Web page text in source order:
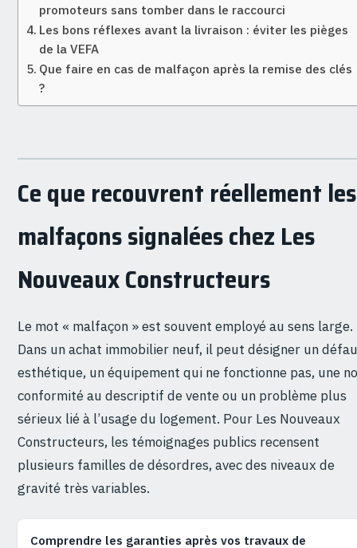
promoteurs sans tomber dans le raccourci
Les bons réflexes avant la livraison : éviter les pièges
de la VEFA
Que faire en cas de malfaçon après la remise des clés
?
Ce que recouvrent réellement les
malfaçons signalées chez Les
Nouveaux Constructeurs
Le mot « malfaçon » est souvent employé au sens large.
Dans un achat immobilier neuf, il peut désigner un
esthétique, un équipement qui ne fonctionne pas, une
conformité au descriptif de vente ou un problème plus
sérieux lié à l’usage du logement. Pour Les Nouveaux
Constructeurs, les témoignages publics recensent
plusieurs familles de désordres, avec des niveaux de
gravité très variables.
Comprendre les garanties après vos travaux de